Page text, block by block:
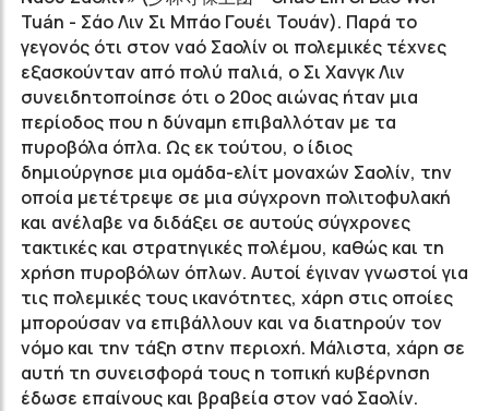
Tuán - Σάο Λιν Σι Μπάο Γουέι Τουάν). Παρά το
γεγονός ότι στον ναό Σαολίν οι πολεμικές τέχνες
εξασκούνταν από πολύ παλιά, ο Σι Χανγκ Λιν
συνειδητοποίησε ότι ο 20ος αιώνας ήταν μια
περίοδος που η δύναμη επιβαλλόταν με τα
πυροβόλα όπλα. Ως εκ τούτου, ο ίδιος
δημιούργησε μια ομάδα-ελίτ μοναχών Σαολίν, την
οποία μετέτρεψε σε μια σύγχρονη πολιτοφυλακή
και ανέλαβε να διδάξει σε αυτούς σύγχρονες
τακτικές και στρατηγικές πολέμου, καθώς και τη
χρήση πυροβόλων όπλων. Αυτοί έγιναν γνωστοί για
τις πολεμικές τους ικανότητες, χάρη στις οποίες
μπορούσαν να επιβάλλουν και να διατηρούν τον
νόμο και την τάξη στην περιοχή. Μάλιστα, χάρη σε
αυτή τη συνεισφορά τους η τοπική κυβέρνηση
έδωσε επαίνους και βραβεία στον ναό Σαολίν.